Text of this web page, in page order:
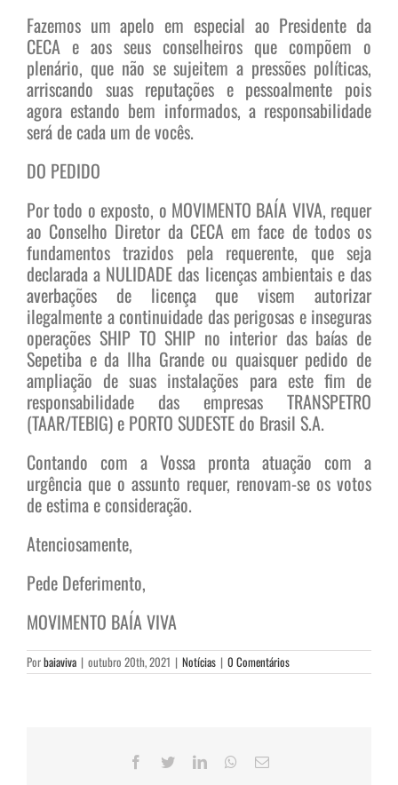
Fazemos um apelo em especial ao Presidente da
CECA e aos seus conselheiros que compõem o
plenário, que não se sujeitem a pressões políticas,
arriscando suas reputações e pessoalmente pois
agora estando bem informados, a responsabilidade
será de cada um de vocês.
DO PEDIDO
Por todo o exposto, o MOVIMENTO BAÍA VIVA, requer
ao Conselho Diretor da CECA em face de todos os
fundamentos trazidos pela requerente, que seja
declarada a NULIDADE das licenças ambientais e das
averbações de licença que visem autorizar
ilegalmente a continuidade das perigosas e inseguras
operações SHIP TO SHIP no interior das baías de
Sepetiba e da Ilha Grande ou quaisquer pedido de
ampliação de suas instalações para este fim de
responsabilidade das empresas TRANSPETRO
(TAAR/TEBIG) e PORTO SUDESTE do Brasil S.A.
Contando com a Vossa pronta atuação com a
urgência que o assunto requer, renovam-se os votos
de estima e consideração.
Atenciosamente,
Pede Deferimento,
MOVIMENTO BAÍA VIVA
Porbaiaviva | outubro 20th, 2021 | Notícias | 0 Comentários
Facebook
TwitterLinkedInWhatsApp
E-